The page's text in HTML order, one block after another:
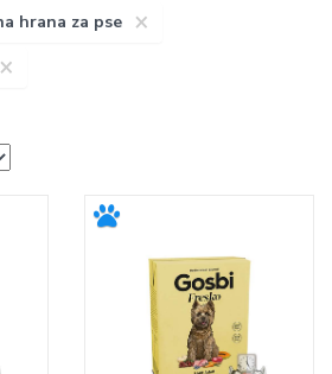
×
hrana za pse
×